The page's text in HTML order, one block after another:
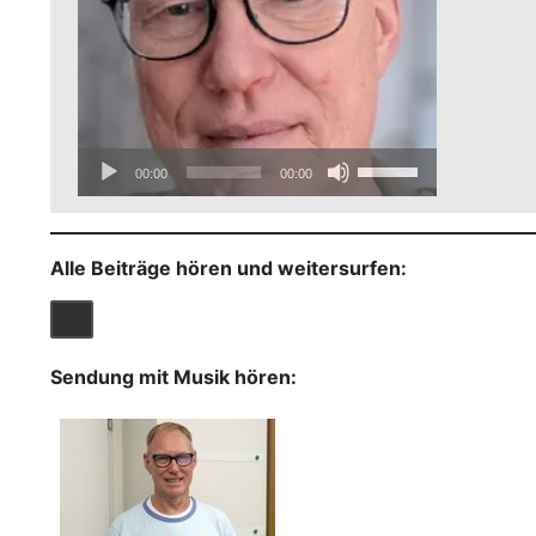
Lautstärke
regeln.
Audio-
00:00 00:00
Pfeiltasten
Hoch/Runter
die
Alle Beiträge hören und weitersurfen:
Sendung mit Musik hören: